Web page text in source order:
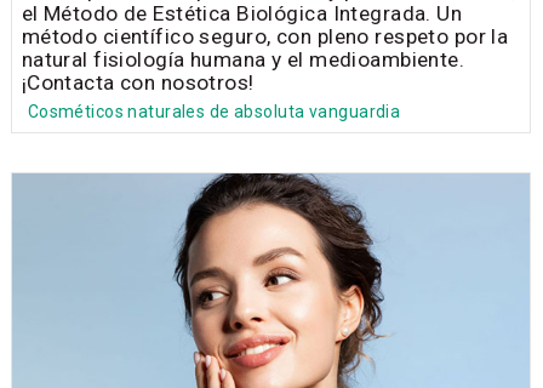
el Método de Estética Biológica Integrada. Un
método científico seguro, con pleno respeto por la
natural fisiología humana y el medioambiente.
¡Contacta con nosotros!
Cosméticos naturales de absoluta vanguardia